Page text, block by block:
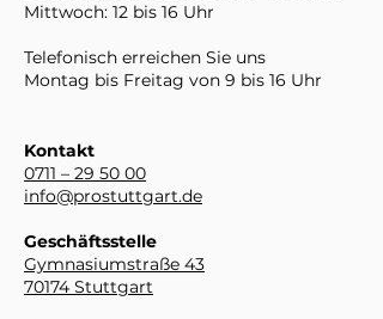
Mittwoch: 12 bis 16 Uhr
Telefonisch erreichen Sie uns
Montag bis Freitag von 9 bis 16 Uhr
Kontakt
​0711 – 29 50 00
info@prostuttgart.de
Geschäftsstelle
Gymnasiumstraße 43
70174 Stuttgart